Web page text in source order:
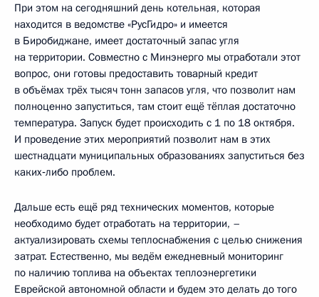
При этом на сегодняшний день котельная, которая
находится в ведомстве «РусГидро» и имеется
в Биробиджане, имеет достаточный запас угля
на территории. Совместно с Минэнерго мы отработали этот
вопрос, они готовы предоставить товарный кредит
в объёмах трёх тысяч тонн запасов угля, что позволит нам
полноценно запуститься, там стоит ещё тёплая достаточно
температура. Запуск будет происходить с 1 по 18 октября.
И проведение этих мероприятий позволит нам в этих
шестнадцати муниципальных образованиях запуститься без
каких‑либо проблем.
Дальше есть ещё ряд технических моментов, которые
необходимо будет отработать на территории, –
актуализировать схемы теплоснабжения с целью снижения
затрат. Естественно, мы ведём ежедневный мониторинг
по наличию топлива на объектах теплоэнергетики
Еврейской автономной области и будем это делать до того